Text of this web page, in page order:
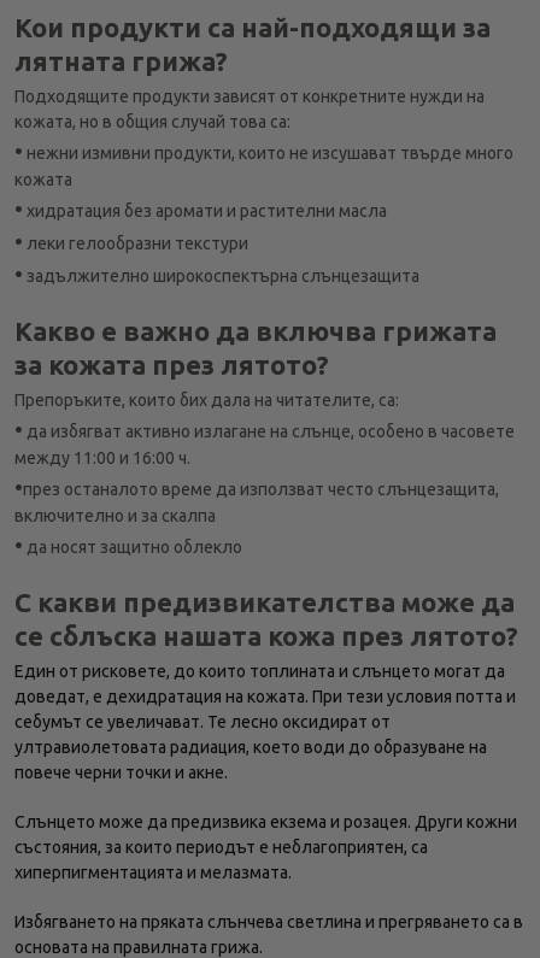
Кои продукти са най-подходящи за
лятната грижа?
Подходящите продукти зависят от конкретните нужди на
кожата, но в общия случай това са:
• нежни измивни продукти, които не изсушават твърде много
кожата
• хидратация без аромати и растителни масла
• леки гелообразни текстури
• задължително широкоспектърна слънцезащита
Какво е важно да включва грижата
за кожата през лятото?
Препоръките, които бих дала на читателите, са:
• да избягват активно излагане на слънце, особено в часовете
между 11:00 и 16:00 ч.
•през останалото време да използват често слънцезащита,
включително и за скалпа
• да носят защитно облекло
С какви предизвикателства може да
се сблъска нашата кожа през лятото?
Един от рисковете, до които топлината и слънцето могат да
доведат, е дехидратация на кожата. При тези условия потта и
себумът се увеличават. Те лесно оксидират от
ултравиолетовата радиация, което води до образуване на
повече черни точки и акне.
Слънцето може да предизвика екзема и розацея. Други кожни
състояния, за които периодът е неблагоприятен, са
хиперпигментацията и мелазмата.
Избягването на пряката слънчева светлина и прегряването са в
основата на правилната грижа.